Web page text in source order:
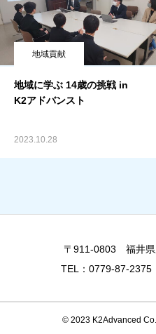
地域貢献
地域に学ぶ 14歳の挑戦 in
K2アドバンスト
2023.10.28
〒911-0803 福井県
TEL：0779-87-
© 2023 K2Advanced